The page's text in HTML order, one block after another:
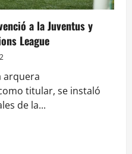
a la Juventus y
League
arquera
titular, se instaló
de la...